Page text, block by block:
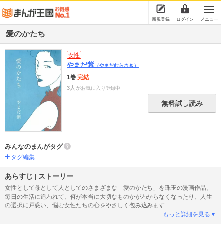
新規登録 ログイン メニュー
愛のかたち
女性
やまだ紫 （やまだむらさき）
1巻 完結
3人 がお気に入り登録中
無料試し読み
みんなのまんがタグ
タグ編集
あらすじ | ストーリー
女性として母として人としてのさまざまな「愛のかたち」を珠玉の漫画作品。
毎日の生活に追われて、何が本当に大切なものかがわからなくなったり、人生
の選択に戸惑い、悩む女性たちの心をやさしく包み込みます
もっと詳細を見る▼